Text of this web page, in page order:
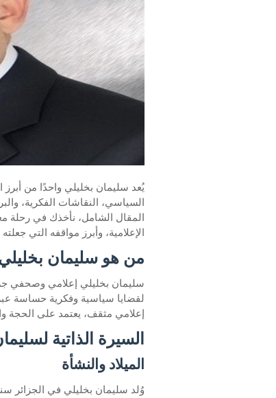
يُعد سليمان بخليلي واحدًا من أبرز
السياسي، النقاشات الفكرية،
المقال الشامل، نأخذك في رحلة
الإعلامية، وأبرز مواقفه التي
من هو سليمان
سليمان بخليلي إعلامي وصحفي
لقضايا سياسية وفكرية حساسة
إعلامي مثقف، يعتمد على الحجة
السيرة الذاتية
الميلاد والنشأة